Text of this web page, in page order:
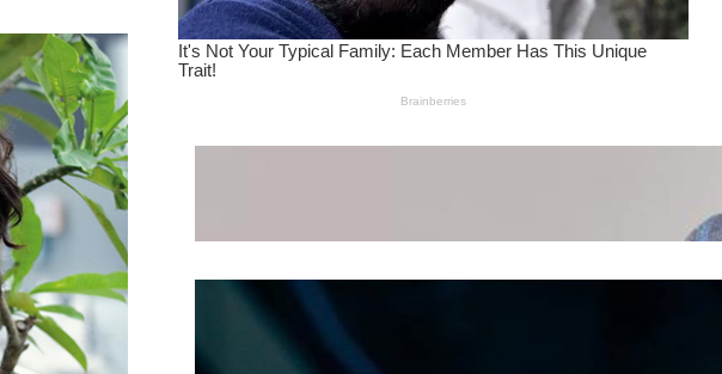
Wanita Pamer Pakaian
Kepribadian